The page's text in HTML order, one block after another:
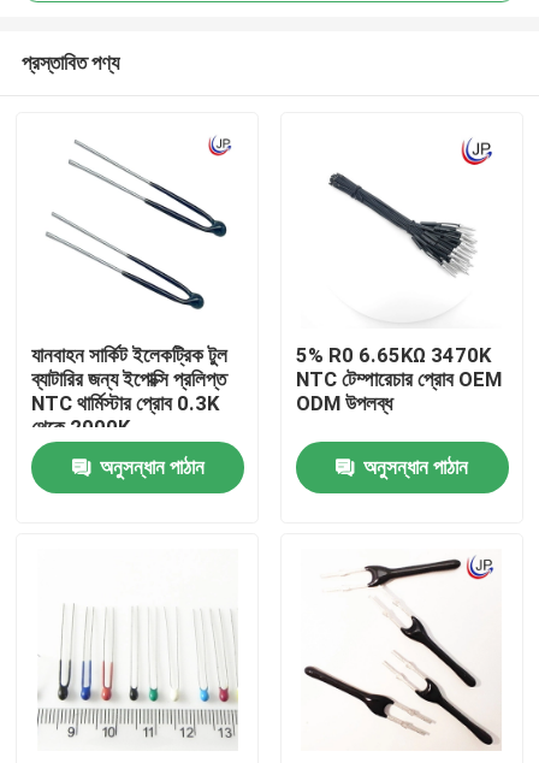
VR প্রদর্শন
আমাদের সম্পর্কে
প্রস্তাবিত পণ্য
যানবাহন সার্কিট ইলেকট্রিক টুল
ব্যাটারির জন্য ইপোক্সি প্রলিপ্ত
NTC থার্মিস্টার প্রোব 0.3K
থেকে 2000K
অনুসন্ধান পাঠান
5% R0 6.65KΩ 3470K
NTC টেম্পারেচার প্রোব OEM
ODM উপলব্ধ
অনুসন্ধান পাঠান